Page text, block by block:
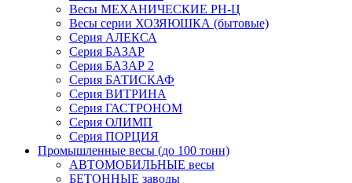
Весы МЕХАНИЧЕСКИЕ РН-Ц
Весы серии ХОЗЯЮШКА (бытовые)
Серия АЛЕКСА
Серия БАЗАР
Серия БАЗАР 2
Серия БАТИСКАФ
Серия ВИТРИНА
Серия ГАСТРОНОМ
Серия ОЛИМП
Серия ПОРЦИЯ
Промышленные весы (до 100 тонн)
АВТОМОБИЛЬНЫЕ весы
БЕТОННЫЕ заводы